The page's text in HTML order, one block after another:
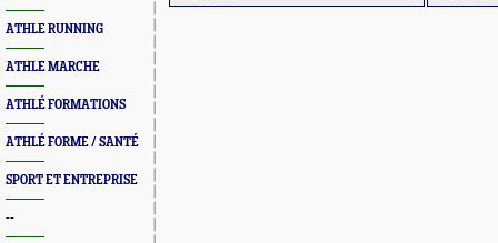
ATHLE RUNNING
ATHLE MARCHE
ATHLÉ FORMATIONS
ATHLÉ FORME / SANTÉ
SPORT ET ENTREPRISE
--